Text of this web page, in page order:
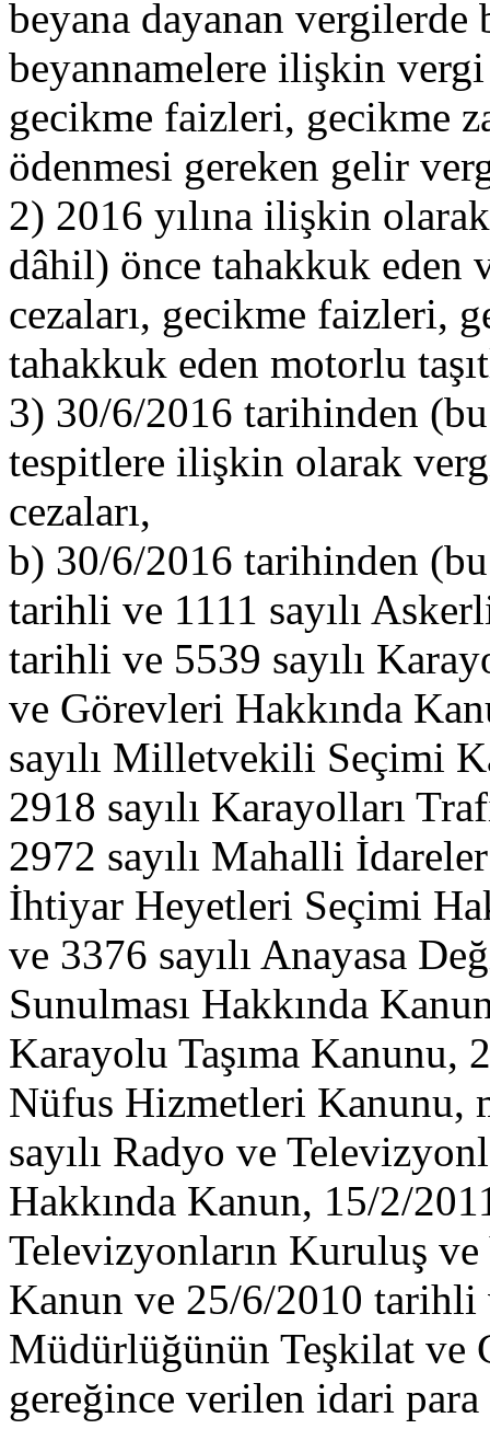
beyana dayanan
beyannamelere ilişkin
gecikme faizleri, gecikme
ödenmesi gereken gelir
2) 2016 yılına ilişkin
dâhil) önce tahakkuk eden
cezaları, gecikme faizleri,
tahakkuk eden motorlu
3) 30/6/2016 tarihinden
tespitlere ilişkin olarak
cezaları,
b) 30/6/2016 tarihinden
tarihli ve 1111 sayılı
tarihli ve 5539 sayılı
ve Görevleri Hakkında
sayılı Milletvekili Seçimi
2918 sayılı Karayolları
2972 sayılı Mahalli
İhtiyar Heyetleri Seçimi
ve 3376 sayılı Anayasa
Sunulması Hakkında
Karayolu Taşıma Kanunu,
Nüfus Hizmetleri Kanunu,
sayılı Radyo ve
Hakkında Kanun, 15/2/
Televizyonların Kuruluş
Kanun ve 25/6/2010 tarihli
Müdürlüğünün Teşkilat ve
gereğince verilen idari para